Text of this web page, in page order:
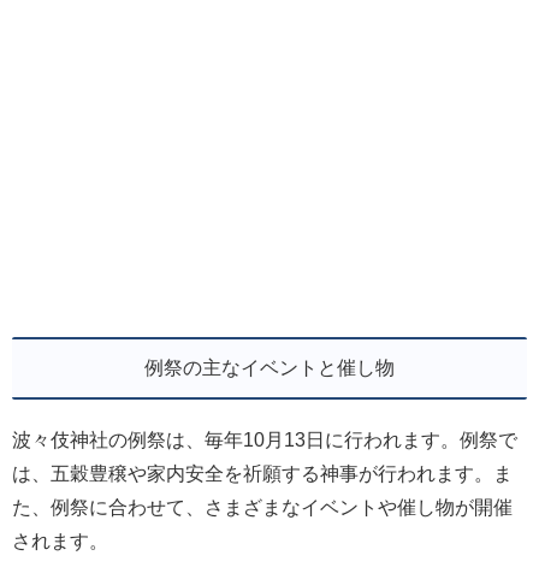
例祭の主なイベントと催し物
波々伎神社の例祭は、毎年10月13日に行われます。例祭で
は、五穀豊穣や家内安全を祈願する神事が行われます。ま
た、例祭に合わせて、さまざまなイベントや催し物が開催
されます。